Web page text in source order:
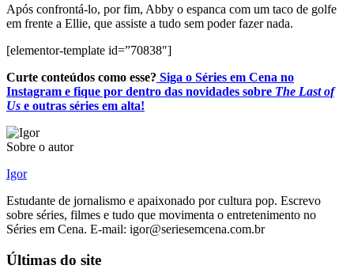
Após confrontá-lo, por fim, Abby o espanca com um taco de golfe
em frente a Ellie, que assiste a tudo sem poder fazer nada.
[elementor-template id=”70838″]
Curte conteúdos como esse? Siga o Séries em Cena no
Instagram e fique por dentro das novidades sobre The Last of
Us e outras séries em alta!
Sobre o autor
Igor
Estudante de jornalismo e apaixonado por cultura pop. Escrevo
sobre séries, filmes e tudo que movimenta o entretenimento no
Séries em Cena. E-mail: igor@seriesemcena.com.br
Últimas do site